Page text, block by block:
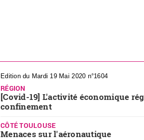
Edition du Mardi 19 Mai 2020 n°1604
RÉGION
[Covid-19] L'activité économique
confinement
CÔTÉ TOULOUSE
Menaces sur l'aéronautique